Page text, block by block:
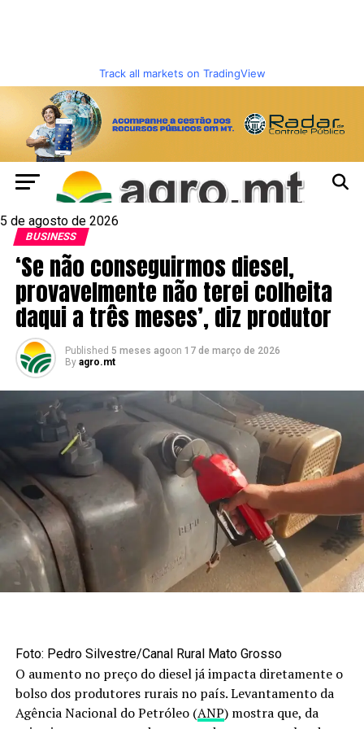
Track all markets on TradingView
5 de agosto de 2026
BUSINESS
‘Se não conseguirmos diesel,
provavelmente não terei colheita
daqui a três meses’, diz produtor
Published 5 meses agoon 17 de março de 2026
By agro.mt
Foto: Pedro Silvestre/Canal Rural Mato Grosso
O aumento no preço do diesel já impacta diretamente o
bolso dos produtores rurais no país. Levantamento da
Agência Nacional do Petróleo (ANP) mostra que, da